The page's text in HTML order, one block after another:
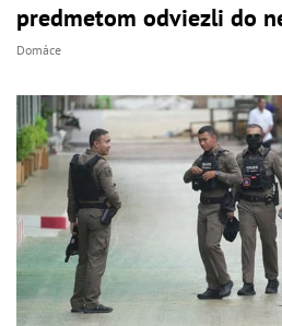
predmetom odviezli do
Domáce